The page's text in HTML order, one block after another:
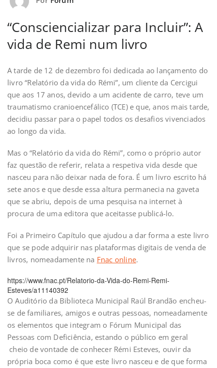
“Consciencializar para Incluir”: A
vida de Remi num livro
A tarde de 12 de dezembro foi dedicada ao lançamento do
livro “Relatório da vida do Rémi”, um cliente da Cercigui
que aos 17 anos, devido a um acidente de carro, teve um
traumatismo cranioencefálico (TCE) e que, anos mais tarde,
decidiu passar para o papel todos os desafios vivenciados
ao longo da vida.
Mas o “Relatório da vida do Rémi”, como o próprio autor
faz questão de referir, relata a respetiva vida desde que
nasceu para não deixar nada de fora. É um livro escrito há
sete anos e que desde essa altura permanecia na gaveta
que se abriu, depois de uma pesquisa na internet à
procura de uma editora que aceitasse publicá-lo.
Foi a Primeiro Capítulo que ajudou a dar forma a este livro
que se pode adquirir nas plataformas digitais de venda de
livros, nomeadamente na Fnac online.
https://www.fnac.pt/Relatorio-da-Vida-do-Remi-Remi-
Esteves/a11140392
O Auditório da Biblioteca Municipal Raúl Brandão encheu-
se de familiares, amigos e outras pessoas, nomeadamente
os elementos que integram o Fórum Municipal das
Pessoas com Deficiência, estando o público em geral
cheio de vontade de conhecer Rémi Esteves, ouvir da
própria boca como é que este livro nasceu e de que forma